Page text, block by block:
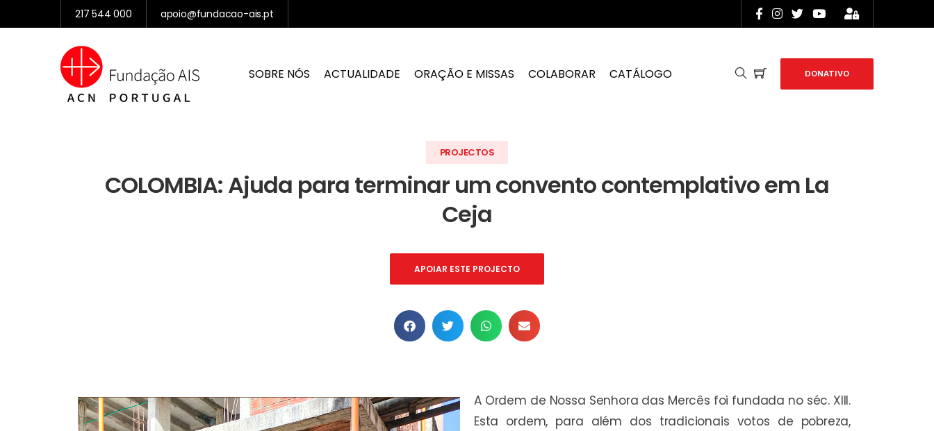
217 544 000 apoio@fundacao-ais.pt
SOBRE NÓS ACTUALIDADE ORAÇÃO E MISSAS COLABORAR CATÁLOGO DONATIVO
PROJECTOS
COLOMBIA: Ajuda para terminar um convento contemplativo em La
Ceja
APOIAR ESTE PROJECTO
A Ordem de Nossa Senhora das Mercês foi fundada no séc. XIII.
Esta ordem, para além dos tradicionais votos de pobreza,